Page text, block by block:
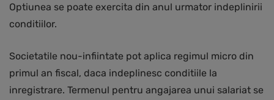
Optiunea se poate exercita din anul urmator indeplinirii
conditiilor.
Societatile nou-infiintate pot aplica regimul micro din
primul an fiscal, daca indeplinesc conditiile la
inregistrare. Termenul pentru angajarea unui salariat se